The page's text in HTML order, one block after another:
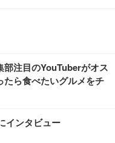
部注目のYouTuberがオス
ら食べたいグルメをチ
インタビュー